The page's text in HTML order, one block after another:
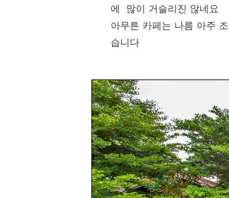
에 많이 거슬리진 않네요
아무튼 카페는 나름 아주
습니다